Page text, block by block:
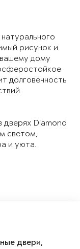
рисунок и
дому
долговечность
дверях Diamond
светом,
и уюта.
двери,